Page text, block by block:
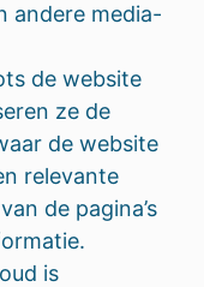
andere media-
de website
ze de
de website
relevante
de pagina’s
is